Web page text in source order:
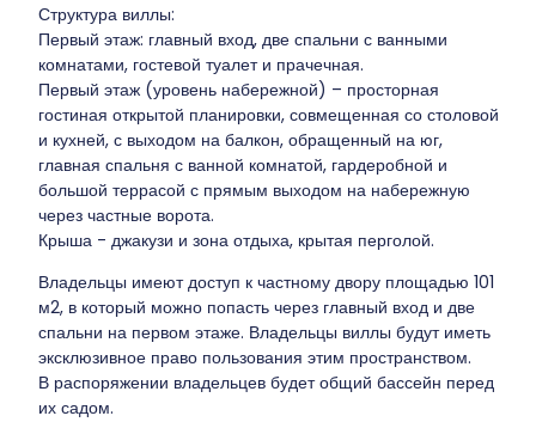
Структура виллы:
Первый этаж: главный вход, две спальни с ванными
комнатами, гостевой туалет и прачечная.
Первый этаж (уровень набережной) – просторная
гостиная открытой планировки, совмещенная со столовой
и кухней, с выходом на балкон, обращенный на юг,
главная спальня с ванной комнатой, гардеробной и
большой террасой с прямым выходом на набережную
через частные ворота.
Крыша - джакузи и зона отдыха, крытая перголой.
Владельцы имеют доступ к частному двору площадью 101
м2, в который можно попасть через главный вход и две
спальни на первом этаже. Владельцы виллы будут иметь
эксклюзивное право пользования этим пространством.
В распоряжении владельцев будет общий бассейн перед
их садом.